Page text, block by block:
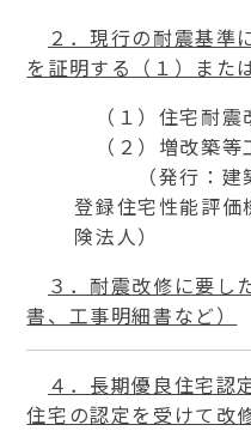
２．現行の耐震基準
を証明する（１）また
（１）住宅耐震
（２）増改築等
（発行：建築
登録住宅性能評価
険法人）
３．耐震改修に要し
書、工事明細書など）
４．長期優良住宅認
住宅の認定を受けて改